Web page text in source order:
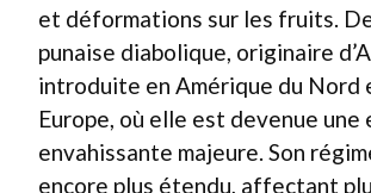
et déformations sur les fruits.
punaise diabolique, originaire
introduite en Amérique du Nord
Europe, où elle est devenue une
envahissante majeure. Son
encore plus étendu, affectant